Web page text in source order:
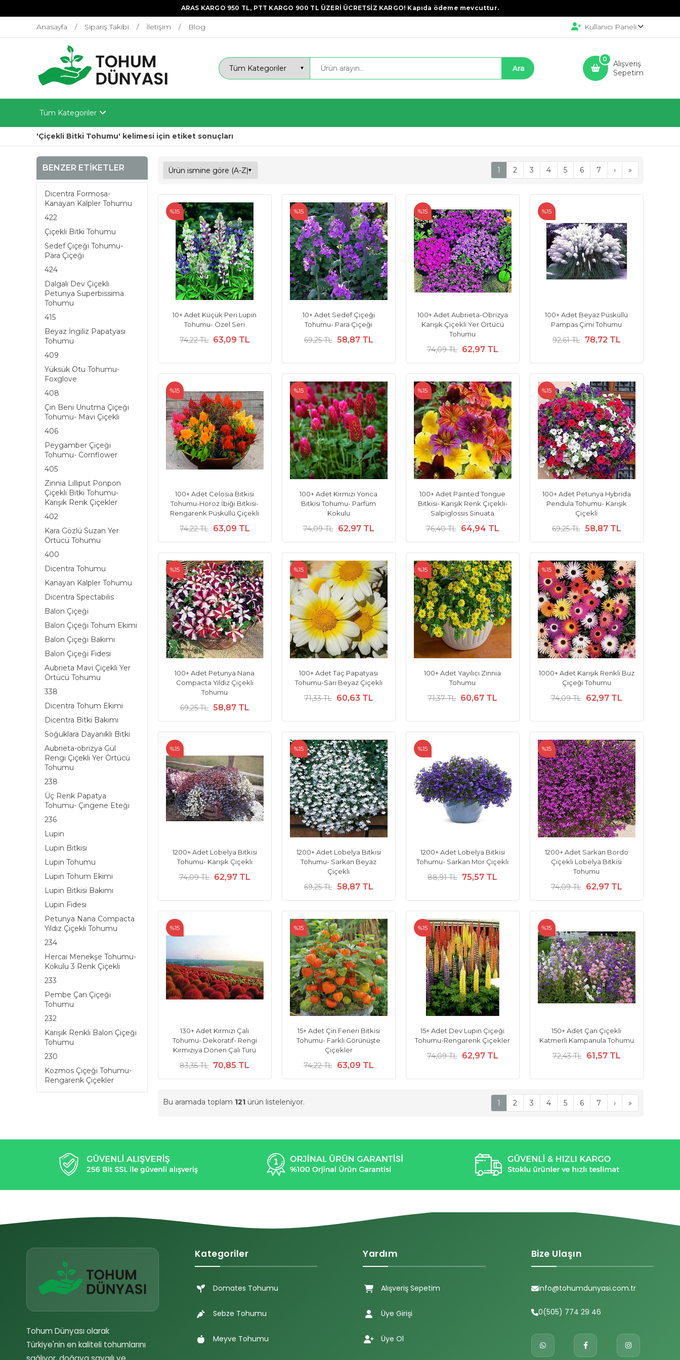
ARAS KARGO 950 TL, PTT KARGO 900 TL ÜZERİ ÜCRETSİZ KARGO! Kapıda ödeme mevcuttur.
Anasayfa Sipariş Takibi İletişim Blog Kullanıcı Paneli
Alışveriş
Sepetim
0
Tüm Kategoriler
'Çiçekli Bitki Tohumu' kelimesi için etiket sonuçları
BENZER ETIKETLER
Dicentra Formosa-
Kanayan Kalpler Tohumu
422
Çiçekli Bitki Tohumu
Sedef Çiçeği Tohumu-
Para Çiçeği
424
Dalgalı Dev Çiçekli
Petunya Superbissima
Tohumu
415
Beyaz İngiliz Papatyası
Tohumu
409
Yüksük Otu Tohumu-
Foxglove
408
Çin Beni Unutma Çiçeği
Tohumu- Mavi Çiçekli
406
Peygamber Çiçeği
Tohumu- Cornflower
405
Zinnia Lilliput Ponpon
Çiçekli Bitki Tohumu-
Karışık Renk Çiçekler
402
Kara Gözlü Suzan Yer
Örtücü Tohumu
400
Dicentra Tohumu
Kanayan Kalpler Tohumu
Dicentra Spectabilis
Balon Çiçeği
Balon Çiçeği Tohum Ekimi
Balon Çiçeği Bakımı
Balon Çiçeği Fidesi
Aubrieta Mavi Çiçekli Yer
Örtücü Tohumu
338
Dicentra Tohum Ekimi
Dicentra Bitki Bakımı
Soğuklara Dayanıklı Bitki
Aubrieta-obrizya Gül
Rengi Çiçekli Yer Örtücü
Tohumu
238
Üç Renk Papatya
Tohumu- Çingene Eteği
236
Lupin
Lupin Bitkisi
Lupin Tohumu
Lupin Tohum Ekimi
Lupin Bitkisi Bakımı
Lupin Fidesi
Petunya Nana Compacta
Yıldız Çiçekli Tohumu
234
Hercai Menekşe Tohumu-
Kokulu 3 Renk Çiçekli
233
Pembe Çan Çiçeği
Tohumu
232
Karışık Renkli Balon Çiçeği
Tohumu
230
Kozmos Çiçeği Tohumu-
Rengarenk Çiçekler
1 2 3 4 5 6 7 › »
10+ Adet Küçük Peri Lupin
Tohumu- Özel Seri
74,22 TL 63,09 TL
%15
10+ Adet Sedef Çiçeği
Tohumu- Para Çiçeği
69,25 TL 58,87 TL
%15
100+ Adet Aubrieta-Obrizya
Karışık Çiçekli Yer Örtücü
Tohumu
74,09 TL 62,97 TL
%15
100+ Adet Beyaz Püsküllü
Pampas Çimi Tohumu
92,61 TL 78,72 TL
%15
100+ Adet Celosia Bitkisi
Tohumu-Horoz İbiği Bitkisi-
Rengarenk Püsküllü Çiçekli
74,22 TL 63,09 TL
%15
100+ Adet Kırmızı Yonca
Bitkisi Tohumu- Parfüm
Kokulu
74,09 TL 62,97 TL
%15
100+ Adet Painted Tongue
Bitkisi- Karışık Renk Çiçekli-
Salpiglossis Sinuata
76,40 TL 64,94 TL
%15
100+ Adet Petunya Hybrida
Pendula Tohumu- Karışık
Çiçekli
69,25 TL 58,87 TL
%15
100+ Adet Petunya Nana
Compacta Yıldız Çiçekli
Tohumu
69,25 TL 58,87 TL
%15
100+ Adet Taç Papatyası
Tohumu-Sarı Beyaz Çiçekli
71,33 TL 60,63 TL
%15
100+ Adet Yayılıcı Zinnia
Tohumu
71,37 TL 60,67 TL
%15
1000+ Adet Karışık Renkli Buz
Çiçeği Tohumu
74,09 TL 62,97 TL
%15
1200+ Adet Lobelya Bitkisi
Tohumu- Karışık Çiçekli
74,09 TL 62,97 TL
%15
1200+ Adet Lobelya Bitkisi
Tohumu- Sarkan Beyaz
Çiçekli
69,25 TL 58,87 TL
%15
1200+ Adet Lobelya Bitkisi
Tohumu- Sarkan Mor Çiçekli
88,91 TL 75,57 TL
%15
1200+ Adet Sarkan Bordo
Çiçekli Lobelya Bitkisi
Tohumu
74,09 TL 62,97 TL
%15
130+ Adet Kırmızı Çalı
Tohumu- Dekoratif- Rengi
Kırmızıya Dönen Çalı Türü
83,35 TL 70,85 TL
%15
15+ Adet Çin Feneri Bitkisi
Tohumu- Farklı Görünüşte
Çiçekler
74,22 TL 63,09 TL
%15
15+ Adet Dev Lupin Çiçeği
Tohumu-Rengarenk Çiçekler
74,09 TL 62,97 TL
%15
150+ Adet Çan Çiçekli
Katmerli Kampanula Tohumu
72,43 TL 61,57 TL
%15
Bu aramada toplam 121 ürün listeleniyor. 1 2 3 4 5 6 7 › »
Tohum Dünyası olarak
Türkiye'nin en kaliteli tohumlarını
Kategoriler
Domates Tohumu
Sebze Tohumu
Meyve Tohumu
Yardım
Alışveriş Sepetim
Üye Girişi
Üye Ol
Bize Ulaşın
info@tohumdunyasi.com.tr
0(505) 774 29 46